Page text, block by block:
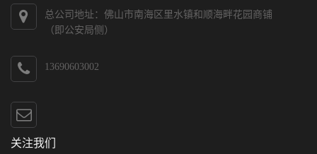
总公司地址：佛山市南海区里水镇和顺海畔花园商铺
（即公安局侧）
13690603002
关注我们